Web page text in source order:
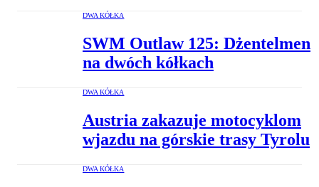
DWA KÓŁKA
SWM Outlaw 125: Dżentelmen
na dwóch kółkach
DWA KÓŁKA
Austria zakazuje motocyklom
wjazdu na górskie trasy Tyrolu
DWA KÓŁKA